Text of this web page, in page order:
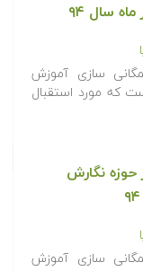
سال ۹۴
سازی آموزش
که مورد استقبال
حوزه نگارش
سازی آموزش